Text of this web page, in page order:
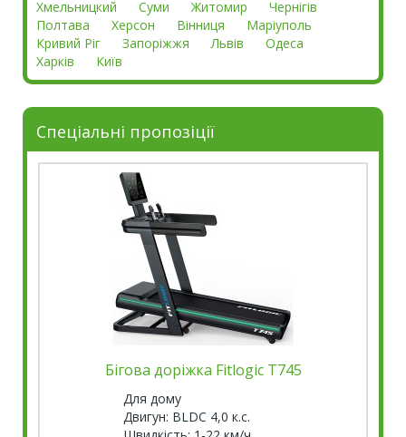
Хмельницкий
Суми Житомир
Чернігів
Полтава
Херсон Вінниця
Маріуполь
Кривий Ріг
Запоріжжя Львів
Одеса
Харків
Київ
Спеціальні пропозіції
Бігова доріжка Fitlogic T745
Для дому
Двигун: BLDC 4,0 к.с.